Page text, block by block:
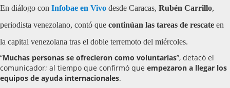
En diálogo con Infobae en Vivo desde Caracas, Rubén Carrillo,
periodista venezolano, contó que continúan las tareas de rescate en
la capital venezolana tras el doble terremoto del miércoles.
“Muchas personas se ofrecieron como voluntarias”, detacó el
comunicador; al tiempo que confirmó que empezaron a llegar los
equipos de ayuda internacionales.